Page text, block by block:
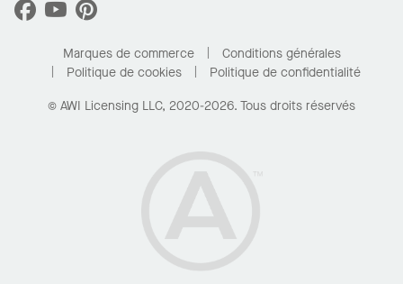
Performance
Trouver un distributeur
Pour la maisonMarques de commerce
Conditions générales
Politique de cookies
Politique de confidentialité
© AWI Licensing LLC, 2020-2026. Tous droits réservés